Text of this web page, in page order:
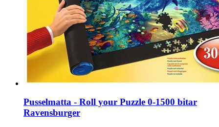
Pusselmatta - Roll your Puzzle 0-1500 bitar
Ravensburger